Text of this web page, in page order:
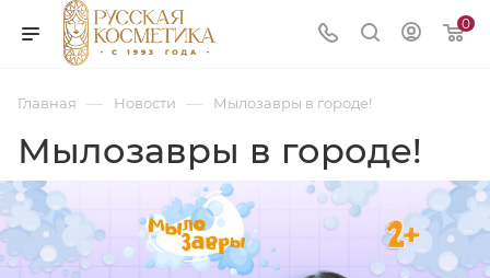
0
Главная — Новости — Мылозавры в городе!
Мылозавры в городе!